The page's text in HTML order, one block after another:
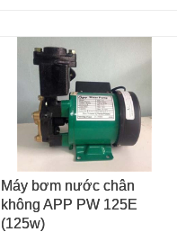
THÊM VÀO GIỎ HÀNG
Máy bơm nước chân
không APP PW 125E
(125w)